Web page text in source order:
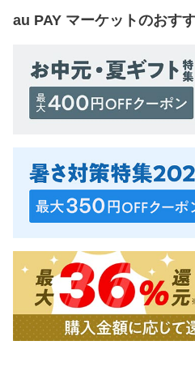
au PAY マーケットのおす